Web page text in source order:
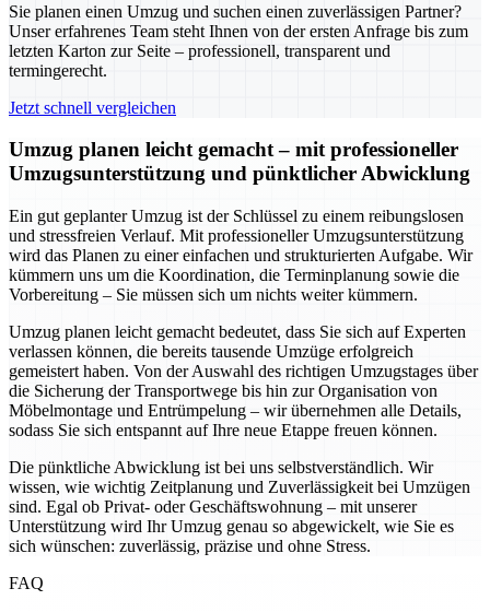
Sie planen einen Umzug und suchen einen zuverlässigen Partner?
Unser erfahrenes Team steht Ihnen von der ersten Anfrage bis zum
letzten Karton zur Seite – professionell, transparent und
termingerecht.
Jetzt schnell vergleichen
Umzug planen leicht gemacht – mit professioneller
Umzugsunterstützung und pünktlicher Abwicklung
Ein gut geplanter Umzug ist der Schlüssel zu einem reibungslosen
und stressfreien Verlauf. Mit professioneller Umzugsunterstützung
wird das Planen zu einer einfachen und strukturierten Aufgabe. Wir
kümmern uns um die Koordination, die Terminplanung sowie die
Vorbereitung – Sie müssen sich um nichts weiter kümmern.
Umzug planen leicht gemacht bedeutet, dass Sie sich auf Experten
verlassen können, die bereits tausende Umzüge erfolgreich
gemeistert haben. Von der Auswahl des richtigen Umzugstages über
die Sicherung der Transportwege bis hin zur Organisation von
Möbelmontage und Entrümpelung – wir übernehmen alle Details,
sodass Sie sich entspannt auf Ihre neue Etappe freuen können.
Die pünktliche Abwicklung ist bei uns selbstverständlich. Wir
wissen, wie wichtig Zeitplanung und Zuverlässigkeit bei Umzügen
sind. Egal ob Privat- oder Geschäftswohnung – mit unserer
Unterstützung wird Ihr Umzug genau so abgewickelt, wie Sie es
sich wünschen: zuverlässig, präzise und ohne Stress.
FAQ